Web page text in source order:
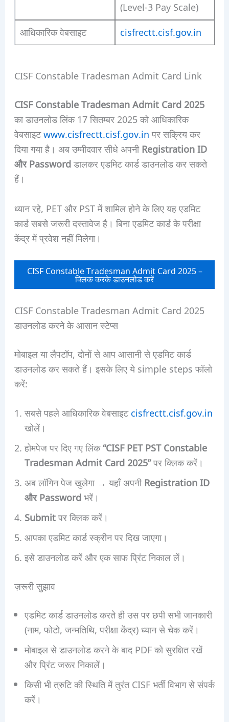
(Level-3 Pay Scale)
आधिकारिक वेबसाइट cisfrectt.cisf.gov.in
CISF Constable Tradesman Admit Card Link
CISF Constable Tradesman Admit Card 2025
का डाउनलोड लिंक 17 सितम्बर 2025 को आधिकारिक
वेबसाइटwww.cisfrectt.cisf.gov.inपर सक्रिय कर
दिया गया है। अब उम्मीदवार सीधे अपनीRegistration ID
और Passwordडालकर एडमिट कार्ड डाउनलोड कर सकते
हैं।
ध्यान रहे, PET और PST में शामिल होने के लिए यह एडमिट
कार्ड सबसे जरूरी दस्तावेज है। बिना एडमिट कार्ड के परीक्षा
केंद्र में प्रवेश नहीं मिलेगा।
CISF Constable Tradesman Admit Card 2025 –
क्लिक करके डाउनलोड करें
CISF Constable Tradesman Admit Card 2025
डाउनलोड करने के आसान स्टेप्स
मोबाइल या लैपटॉप, दोनों से आप आसानी से एडमिट कार्ड
डाउनलोड कर सकते हैं। इसके लिए ये simple steps फॉलो
करें:
सबसे पहले आधिकारिक वेबसाइटcisfrectt.cisf.gov.in
खोलें।
होमपेज पर दिए गए लिंक“CISF PET PST Constable
Tradesman Admit Card 2025”पर क्लिक करें।
अब लॉगिन पेज खुलेगा → यहाँ अपनीRegistration ID
और Passwordभरें।
Submitपर क्लिक करें।
आपका एडमिट कार्ड स्क्रीन पर दिख जाएगा।
इसे डाउनलोड करें और एक साफ प्रिंट निकाल लें।
ज़रूरी सुझाव
एडमिट कार्ड डाउनलोड करते ही उस पर छपी सभी जानकारी
(नाम, फोटो, जन्मतिथि, परीक्षा केंद्र) ध्यान से चेक करें।
मोबाइल से डाउनलोड करने के बाद PDF को सुरक्षित रखें
और प्रिंट जरूर निकालें।
किसी भी त्रुटि की स्थिति में तुरंत CISF भर्ती विभाग से संपर्क
करें।